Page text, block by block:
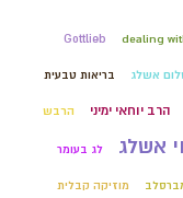
dealing
Gottlieb
אשלג בריאות טבעית
הרב יוחאי ימיני הרבש
אשלג לג בעומר
מוזיקה קבלית